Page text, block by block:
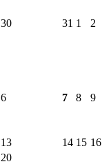
30 31 1 2
6 7 8 9
13 14 15 16
20